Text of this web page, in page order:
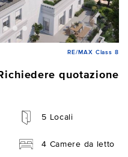
RE/MAX Class 8
quotazione
5 Locali
4 Camere da letto